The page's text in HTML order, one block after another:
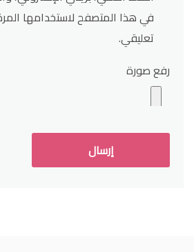
في هذا المتصفح لاستخدامها
تعليقي.
رفع صورة